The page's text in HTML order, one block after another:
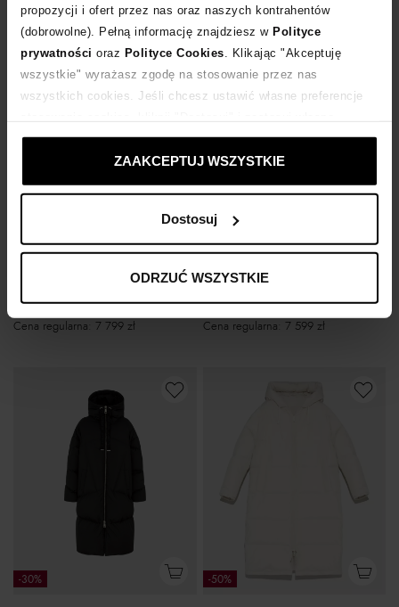
propozycji i ofert przez nas oraz naszych kontrahentów
(dobrowolne). Pełną informację znajdziesz w Polityce
prywatności oraz Polityce Cookies . Klikając "Akceptuję
wszystkie" wyrażasz zgodę na stosowanie przez nas
wszystkich cookies. Jeśli chcesz ustawić własne preferencje
ustawienia prywatności.
ZAAKCEPTUJ WSZYSTKIE
Dostosuj
ODRZUĆ WSZYSTKIE
YVES SALOMON PARIS
Cena regularna: 7 799 zł
KHRISJOY
Najniższa cena:7 599zł
Cena regularna: 7 599 zł
-30% -50%